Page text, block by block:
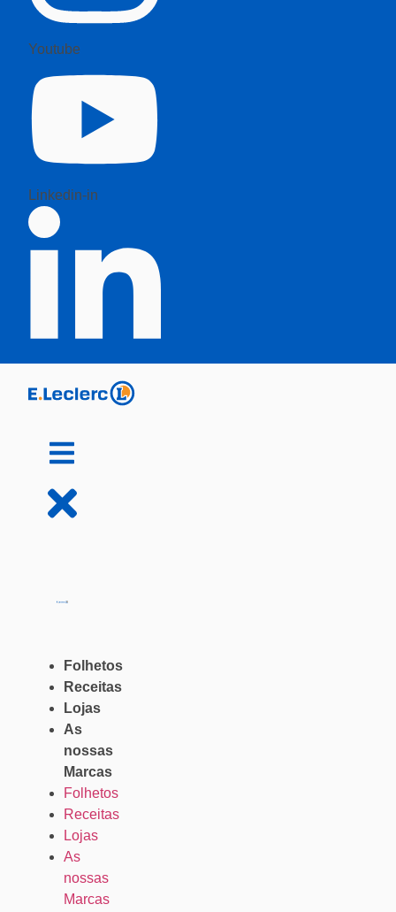
Youtube
Linkedin-in
Folhetos
Receitas
Lojas
As
nossas
Marcas
Folhetos
Receitas
Lojas
As
nossas
Marcas